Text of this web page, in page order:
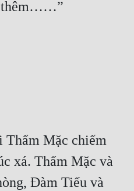
thêm……”
Thẩm Mặc chiếm
xá. Thẩm Mặc và
Đàm Tiếu và